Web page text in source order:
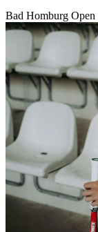
Bad Homburg Open